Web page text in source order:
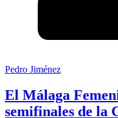
Pedro Jiménez
El Málaga
semifinales de la